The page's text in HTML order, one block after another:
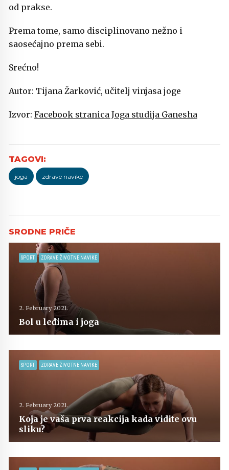
od prakse.
Prema tome, samo disciplinovano nežno i
saosećajno prema sebi.
Srećno!
Autor: Tijana Žarković, učitelj vinjasa joge
Izvor: Facebook stranica Joga studija Ganesha
joga zdrave navike
SPORT ZDRAVE ŽIVOTNE NAVIKE
2. February 2021.
Bol u leđima i joga
SPORT ZDRAVE ŽIVOTNE NAVIKE
2. February 2021.
Koja je vaša prva reakcija kada vidite ovu
sliku?